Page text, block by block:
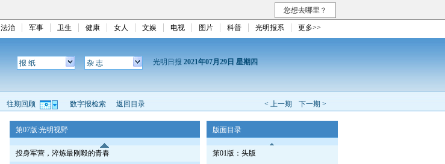
您想去哪里？
法治 军事 卫生 健康 女人 文娱 电视 图片 科普 光明报系 更多>>
报 纸 杂 志 光明日报 2021年07月29日 星期四
< 上一期 下一期 >
往期回顾 数字报检索 返回目录
第07版:光明视野
投身军营，淬炼最刚毅的青春
版面目录
第01版：头版